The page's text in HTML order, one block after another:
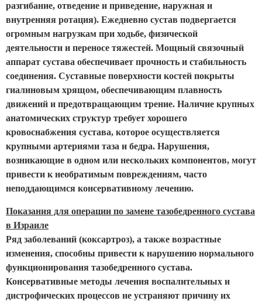
разгибание, отведение и приведение, наружная и
внутренняя ротация). Ежедневно сустав подвергается
огромным нагрузкам при ходьбе, физической
деятельности и переносе тяжестей. Мощный связочный
аппарат сустава обеспечивает прочность и стабильность
соединения. Суставные поверхности костей покрыты
гиалиновым хрящом, обеспечивающим плавность
движений и предотвращающим трение. Наличие крупных
анатомических структур требует хорошего
кровоснабжения сустава, которое осуществляется
крупными артериями таза и бедра. Нарушения,
возникающие в одном или нескольких компонентов, могут
привести к необратимым повреждениям, часто
неподдающимся консервативному лечению.
Показания для операции по замене тазобедренного сустава
в Израиле
Ряд заболеваний (коксартроз), а также возрастные
изменения, способны привести к нарушению нормального
функционирования тазобедренного сустава.
Консервативные методы лечения воспалительных и
дистрофических процессов не устраняют причину их